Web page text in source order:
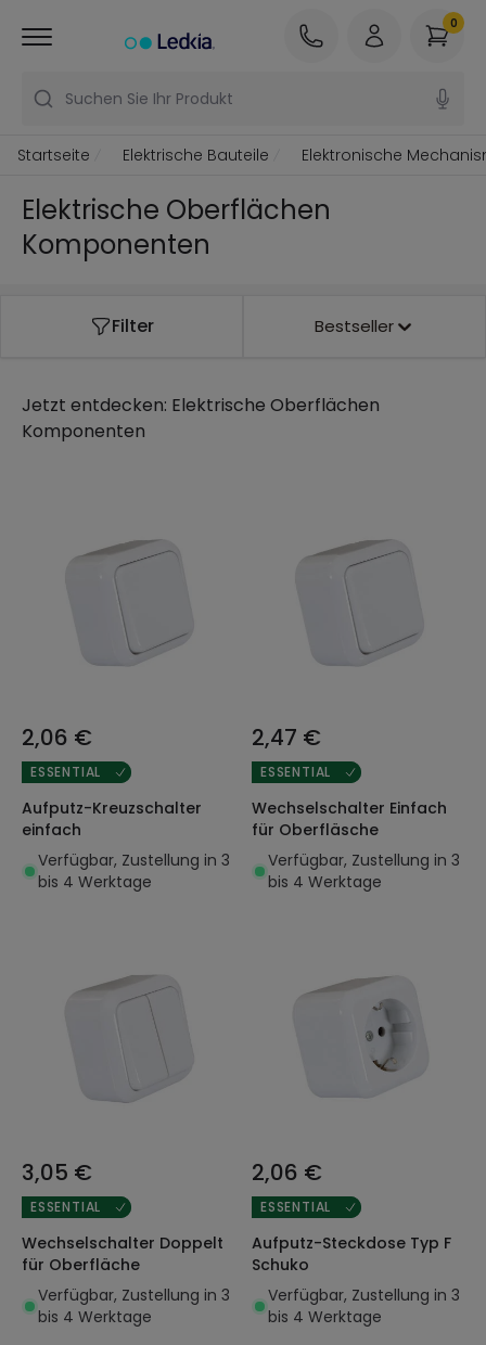
Suchen Sie Ihr Produkt
0
Startseite Elektrische Bauteile Elektronische
Elektrische Oberflächen
Komponenten
Filter Bestseller
Jetzt entdecken: Elektrische Oberflächen
Komponenten
2,06 €
ESSENTIAL
Aufputz-Kreuzschalter
einfach
Verfügbar, Zustellung in 3
bis 4 Werktage
2,47 €
ESSENTIAL
Wechselschalter Einfach
für Oberfläsche
Verfügbar, Zustellung in 3
bis 4 Werktage
3,05 €
ESSENTIAL
Wechselschalter Doppelt
für Oberfläche
Verfügbar, Zustellung in 3
bis 4 Werktage
2,06 €
ESSENTIAL
Aufputz-Steckdose Typ F
Schuko
Verfügbar, Zustellung in 3
bis 4 Werktage